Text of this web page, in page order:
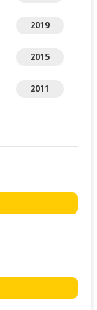
2019
2015
2011